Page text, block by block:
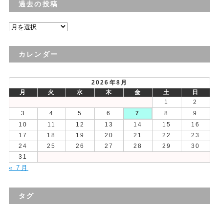
過去の投稿
過
の
カレンダー
2026年8月
月
火 水 木 金 土
日
1
2
3
4 5 6 7 8
9
10
11 12 13 14 15
16
17
18 19 20 21 22
23
24
25 26 27 28 29
30
31
« 7月
タグ